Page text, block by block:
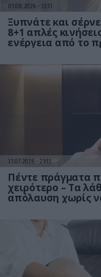
01.08.2026 12:11
Ξυπνάτε και
8+1 απλές
ενέργεια από το
31.07.2026 21:13
Πέντε πράγματα
χειρότερο – Τα
απόλαυση χωρίς